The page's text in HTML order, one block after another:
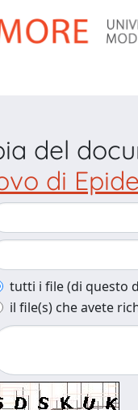
del
di
tutti i file (di questo
il file(s) che avete